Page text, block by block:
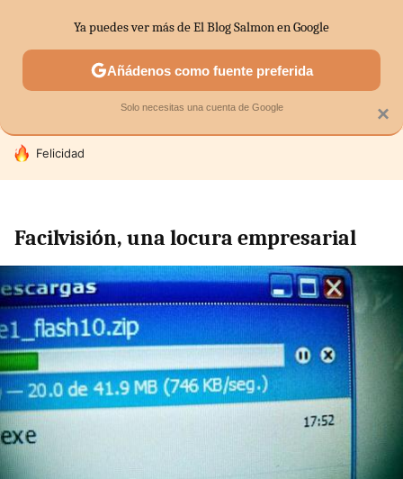
SECTORES ECONOMÍA DOMÉSTICA MERCADOS
HOY SE HABLA DE
Felicidad
Facilvisión, una locura empresarial
×
Ya puedes ver más de El Blog Salmon en Google
Añádenos como fuente preferida
Solo necesitas una cuenta de Google